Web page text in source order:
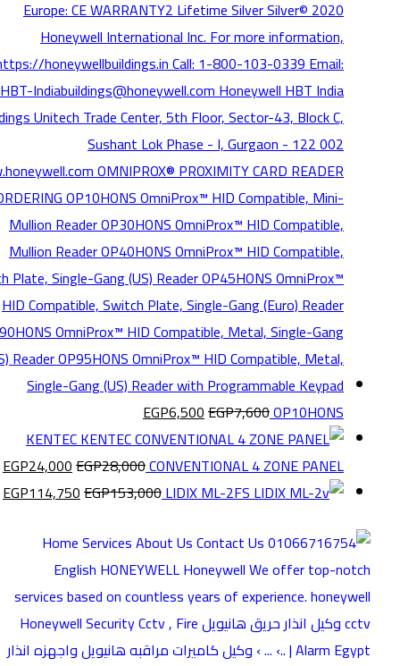
OP10HONS
EGP7,600
EGP6,500
KENTEC
CONVENTIONAL 4 ZONE PANEL
EGP28,000
EGP24,000
LIDIX ML-2FS
EGP153,000
EGP114,750